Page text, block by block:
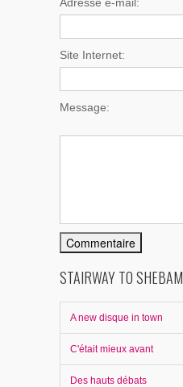
Site Internet:
Message:
STAIRWAY TO SHEBAM
A new disque in town
C'était mieux avant
Des hauts débats